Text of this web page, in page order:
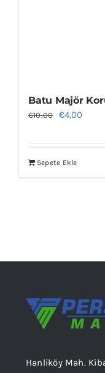
Batu Majör
€10,00
Orijinal
€4,00
Sepete Ekle
Hanliköy Mah.